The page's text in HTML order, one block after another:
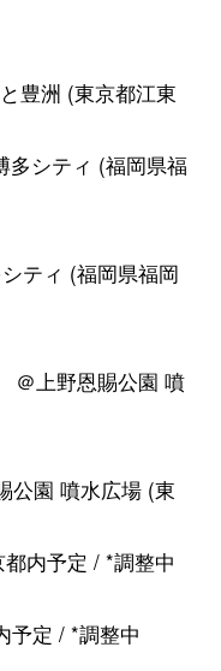
豊洲 (東京都江東
シティ (福岡県福
ティ (福岡県福岡
上野恩賜公園 噴
園 噴水広場 (東
内予定 / *調整中
定 / *調整中